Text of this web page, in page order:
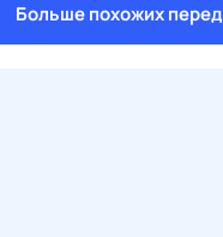
Больше похожих